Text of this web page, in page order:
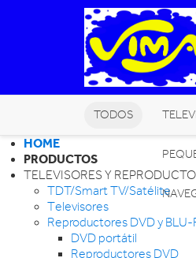
TODOS
HOME
PRODUCTOS
TELEVISORES Y
TDT/Smart TV/Satélite
Televisores
Reproductores DVD y BLU-
DVD portátil
Reproductores DVD